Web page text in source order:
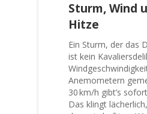
Sturm, Wind
Hitze
Ein Sturm, der das
ist kein
Anemometern
30 km/h gibt’s
Das klingt